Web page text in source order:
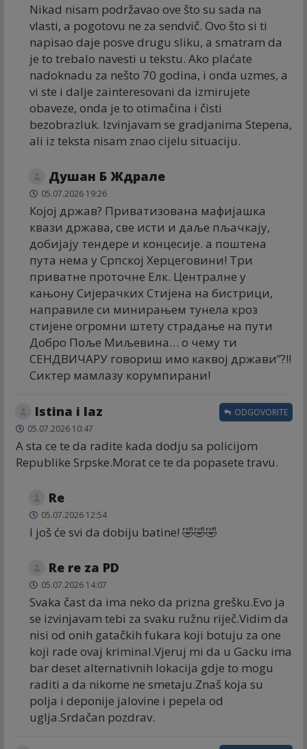
Nikad nisam podržavao ove što su sada na
vlasti, a pogotovu ne za sendvič. Ovo što si ti
napisao daje posve drugu sliku, a smatram da
je to trebalo navesti u tekstu. Ako plaćate
nadoknadu za nešto 70 godina, i onda uzmes, a
vi ste i dalje zainteresovani da izmirujete
obaveze, onda je to otimačina i čisti
bezobrazluk. Izvinjavam se gradjanima Stepena,
ali iz teksta nisam znao cijelu situaciju.
Душан Б Ждрале
05.07.2026 19:26
Којој држав? Приватизована мафијашка
квази држава, све исти и даље пљачкају,
добијају тендере и концесије. а поштена
пута нема у Српској Херцеговини! Три
приватне проточне Елк. Централне у
кањону Сијерачких Стијена на бистрици,
направиле си минирањем тунела кроз
стијене огромни штету страдање на пути
Добро Поље Миљевина… о чему ти
СЕНДВИЧАРУ говориш имо каквој држави”?!!
Сиктер мамлазу корумпирани!
Istina i laz
05.07.2026 10:47
A sta ce te da radite kada dodju sa policijom
Republike Srpske.Morat ce te da popasete travu.
ODGOVORITE
Re
05.07.2026 12:54
I još će svi da dobiju batine! 🤣🤣🤣
Re re za PD
05.07.2026 14:07
Svaka čast da ima neko da prizna grešku.Evo ja
se izvinjavam tebi za svaku ružnu riječ.Vidim da
nisi od onih gatačkih fukara koji botuju za one
koji rade ovaj kriminal.Vjeruj mi da u Gacku ima
bar deset alternativnih lokacija gdje to mogu
raditi a da nikome ne smetaju.Znaš koja su
polja i deponije jalovine i pepela od
uglja.Srdačan pozdrav.